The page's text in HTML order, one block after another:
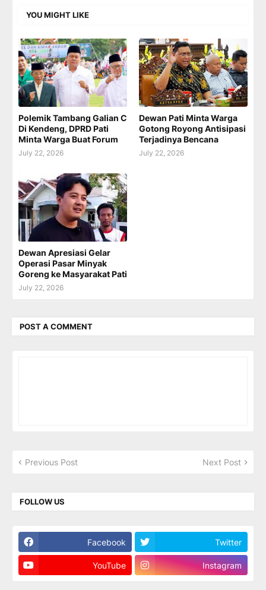
YOU MIGHT LIKE
Polemik Tambang Galian C
Di Kendeng, DPRD Pati
Minta Warga Buat Forum
July 22, 2026
Dewan Pati Minta Warga
Gotong Royong Antisipasi
Terjadinya Bencana
July 22, 2026
Dewan Apresiasi Gelar
Operasi Pasar Minyak
Goreng ke Masyarakat Pati
July 22, 2026
POST A COMMENT
Previous Post Next Post
FOLLOW US
Facebook Twitter
YouTube Instagram